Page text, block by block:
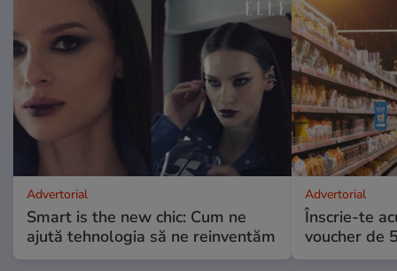
Advertorial
Smart is the new chic: Cum ne
ajută tehnologia să ne reinventăm
Advertorial
Înscrie-te
voucher de